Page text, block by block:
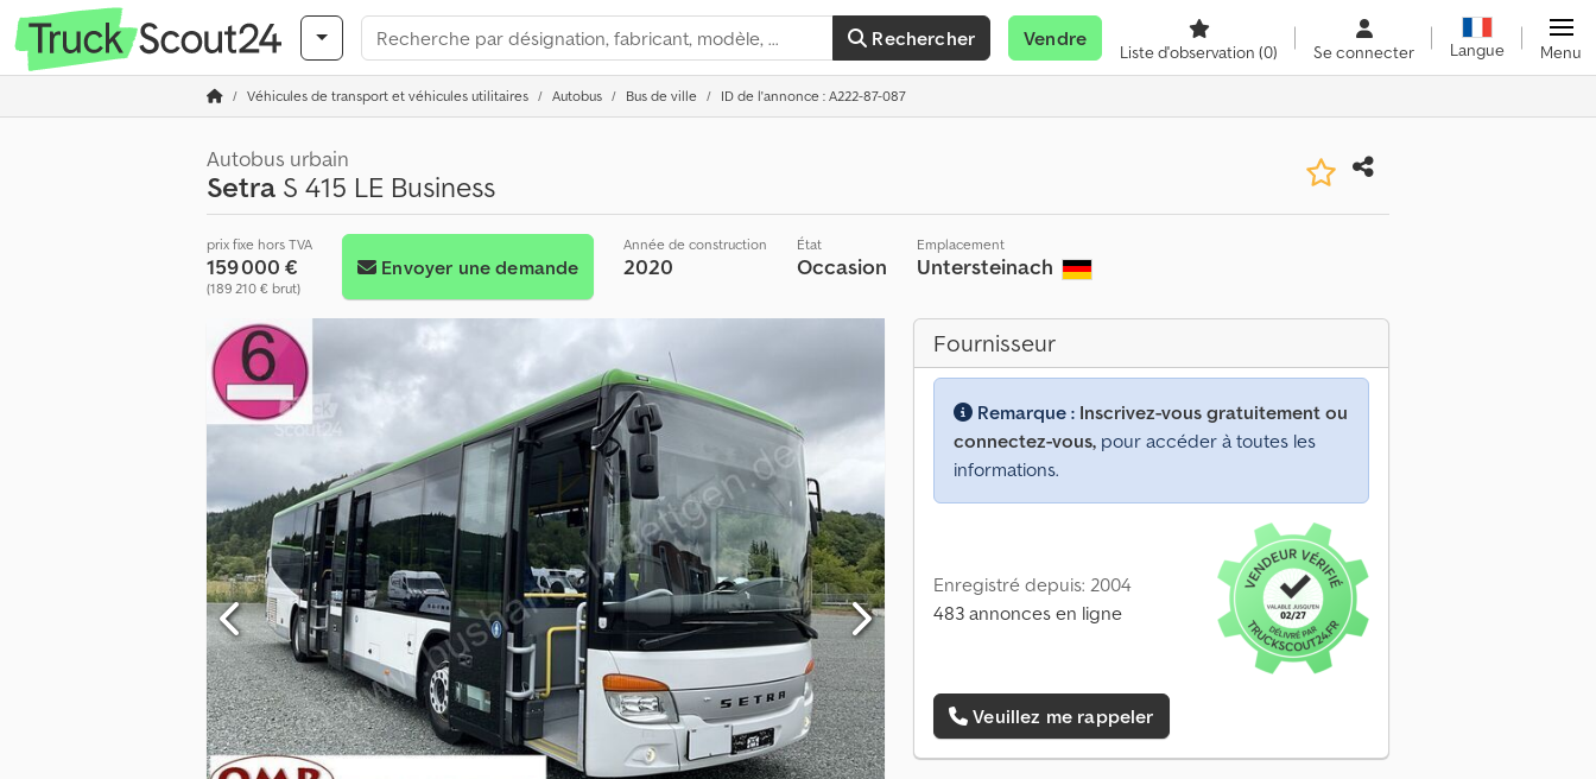
Rechercher Vendre
Liste d'observation (0) Se connecter Langue Menu
Véhicules de transport et véhicules utilitaires Autobus Bus de ville ID de l'annonce : A222-87-087
Autobus urbain
Setra S 415 LE Business
prix fixe hors TVA
159 000 €
(189 210 € brut)
Envoyer une demande
Année de construction
2020
État
Occasion
Emplacement
Untersteinach
Fournisseur
Remarque : Inscrivez-vous gratuitement ou
connectez-vous, pour accéder à toutes les
informations.
Enregistré depuis: 2004
483 annonces en ligne
Veuillez me rappeler